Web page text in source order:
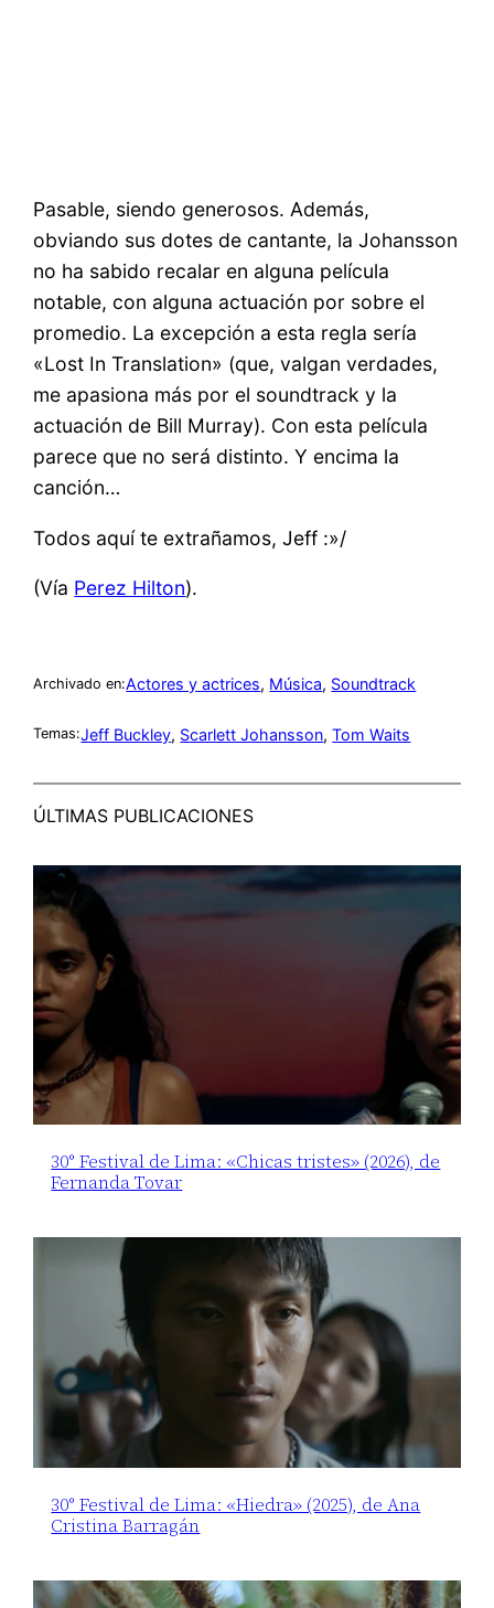
Pasable, siendo generosos. Además,
obviando sus dotes de cantante, la Johansson
no ha sabido recalar en alguna película
notable, con alguna actuación por sobre el
promedio. La excepción a esta regla sería
«Lost In Translation» (que, valgan verdades,
me apasiona más por el soundtrack y la
actuación de Bill Murray). Con esta película
parece que no será distinto. Y encima la
canción…
Todos aquí te extrañamos, Jeff :»/
(Vía Perez Hilton).
Archivado en:Actores y actrices, Música, Soundtrack
Temas:Jeff Buckley, Scarlett Johansson, Tom Waits
ÚLTIMAS PUBLICACIONES
30° Festival de Lima: «Chicas tristes» (2026), de
Fernanda Tovar
30° Festival de Lima: «Hiedra» (2025), de Ana
Cristina Barragán